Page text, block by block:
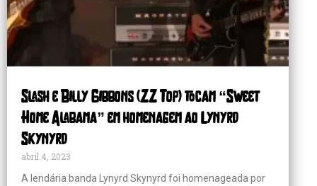
Slash e Billy Gibbons (ZZ Top) tocam “Sweet
Home Alabama” em homenagem ao Lynyrd
Skynyrd
abril 4, 2023
A lendária banda Lynyrd Skynyrd foi homenageada por